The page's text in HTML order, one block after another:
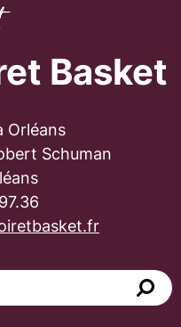
Basket
Orléans
Schuman